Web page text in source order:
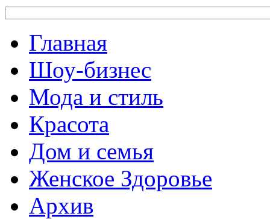
Главная
Шоу-бизнес
Мода и стиль
Красота
Дом и семья
Женское Здоровье
Архив